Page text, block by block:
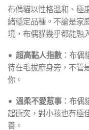
布偶貓以性格溫和、極
緒穩定品種。不論是家
境，布偶貓幾乎都能融
• 超高黏人指數：布偶
待在毛拔麻身旁，不管
你。
• 溫柔不愛惹事：布偶
起衝突，對小孩也有極
養。